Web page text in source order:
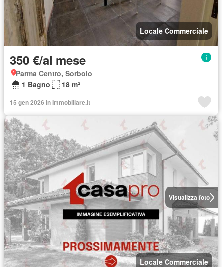
Locale Commerciale
350 €/al mese
Parma Centro, Sorbolo
1 Bagno
18 m²
15 gen 2026 in Immobiliare.it
Visualizza foto
Locale Commerciale